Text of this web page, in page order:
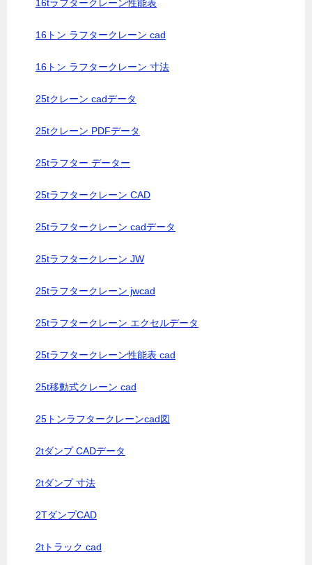
16tラフタークレーン性能表
16トン ラフタークレーン cad
16トン ラフタークレーン 寸法
25tクレーン cadデータ
25tクレーン PDFデータ
25tラフター データー
25tラフタークレーン CAD
25tラフタークレーン cadデータ
25tラフタークレーン JW
25tラフタークレーン jwcad
25tラフタークレーン エクセルデータ
25tラフタークレーン性能表 cad
25t移動式クレーン cad
25トンラフタークレーンcad図
2tダンプ CADデータ
2tダンプ 寸法
2TダンプCAD
2tトラック cad